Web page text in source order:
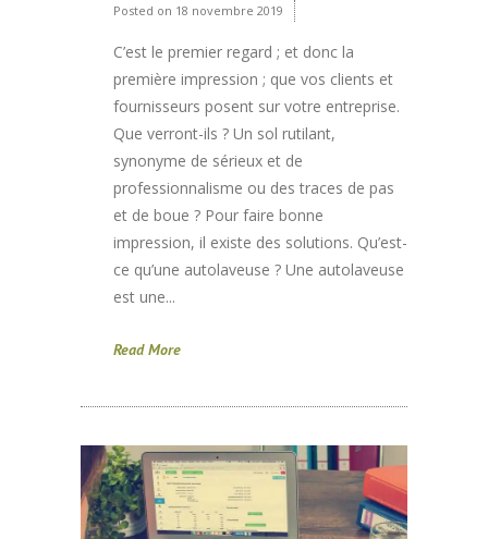
Posted on 18 novembre 2019
C’est le premier regard ; et donc la
première impression ; que vos clients et
fournisseurs posent sur votre entreprise.
Que verront-ils ? Un sol rutilant,
synonyme de sérieux et de
professionnalisme ou des traces de pas
et de boue ? Pour faire bonne
impression, il existe des solutions. Qu’est-
ce qu’une autolaveuse ? Une autolaveuse
est une...
Read More